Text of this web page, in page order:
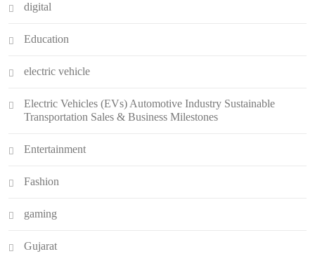
digital
Education
electric vehicle
Electric Vehicles (EVs) Automotive Industry Sustainable
Transportation Sales & Business Milestones
Entertainment
Fashion
gaming
Gujarat